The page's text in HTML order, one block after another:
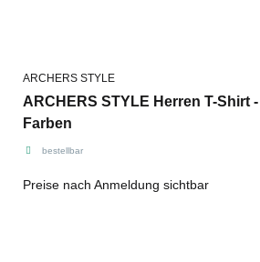
ARCHERS STYLE
ARCHERS STYLE Herren T-Shirt
Farben
bestellbar
Preise nach Anmeldung sichtbar